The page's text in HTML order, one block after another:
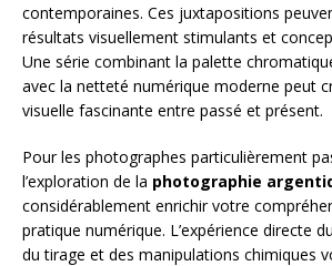
contemporaines. Ces juxtapositions
résultats visuellement stimulants et
Une série combinant la palette
avec la netteté numérique moderne peut
visuelle fascinante entre passé et présent.
Pour les photographes particulièrement
l’exploration de la photographie
considérablement enrichir votre
pratique numérique. L’expérience directe
du tirage et des manipulations chimiques